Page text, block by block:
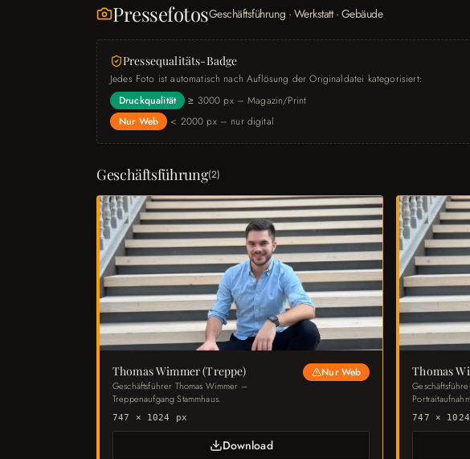
PressefotosGeschäftsführung · Werkstatt · Gebäude
Pressequalitäts-Badge
Jedes Foto ist automatisch nach Auflösung der Originaldatei kategorisiert:
Druckqualität
≥ 3000 px – Magazin/Print
Nur Web
< 2000 px – nur digital
Geschäftsführung(2)
Thomas Wimmer (Treppe)
Geschäftsführer Thomas Wimmer –
Treppenaufgang Stammhaus.
Nur Web
747 × 1024 px
Download
Thomas
747 ×